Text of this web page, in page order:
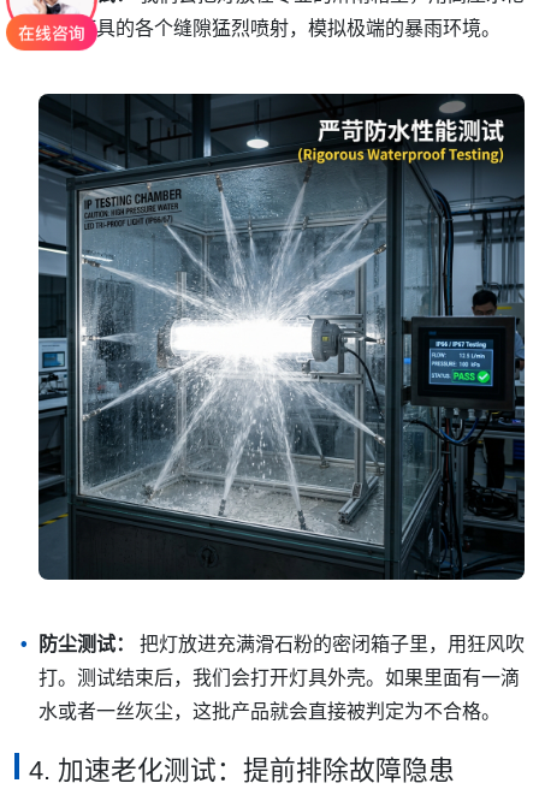
对着灯具的各个缝隙猛烈喷射，模拟极端的暴雨环境。
防尘测试：
把灯放进充满滑石粉的密闭箱子里，用狂风吹
打。测试结束后，我们会打开灯具外壳。如果里面有一滴
水或者一丝灰尘，这批产品就会直接被判定为不合格。
4. 加速老化测试：提前排除故障隐患